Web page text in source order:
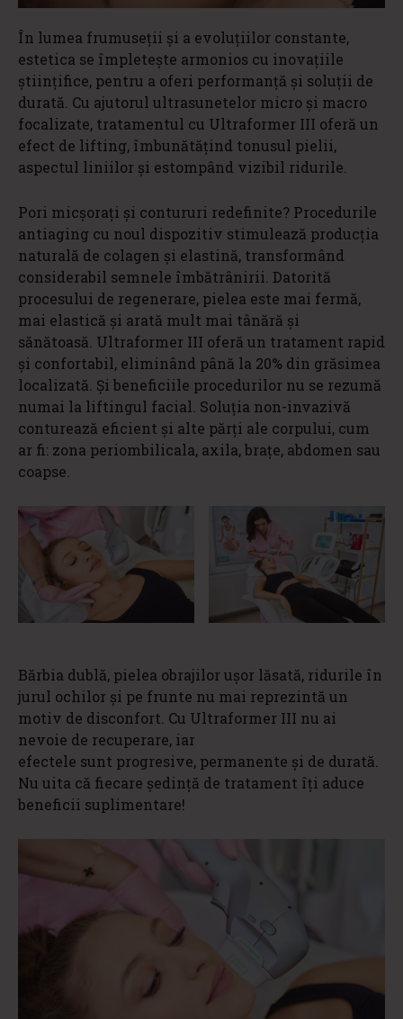
În lumea frumuseții și a evoluțiilor constante,
estetica se împletește armonios cu inovațiile
științifice, pentru a oferi performanță și soluții de
durată. Cu ajutorul ultrasunetelor micro și macro
focalizate, tratamentul cu Ultraformer III oferă un
efect de lifting, îmbunătățind tonusul pielii,
aspectul liniilor și estompând vizibil ridurile.
Pori micșorați și contururi redefinite? Procedurile
antiaging cu noul dispozitiv stimulează producția
naturală de colagen și elastină, transformând
considerabil semnele îmbătrânirii. Datorită
procesului de regenerare, pielea este mai fermă,
mai elastică și arată mult mai tânără și
sănătoasă. Ultraformer III oferă un tratament rapid
și confortabil, eliminând până la 20% din grăsimea
localizată. Și beneficiile procedurilor nu se rezumă
numai la liftingul facial. Soluția non-invazivă
conturează eficient și alte părți ale corpului, cum
ar fi: zona periombilicala, axila, brațe, abdomen sau
coapse.
Bărbia dublă, pielea obrajilor ușor lăsată, ridurile în
jurul ochilor și pe frunte nu mai reprezintă un
motiv de disconfort. Cu Ultraformer III nu ai
nevoie de recuperare, iar
efectele sunt progresive, permanente și de durată.
Nu uita că fiecare ședință de tratament îți aduce
beneficii suplimentare!